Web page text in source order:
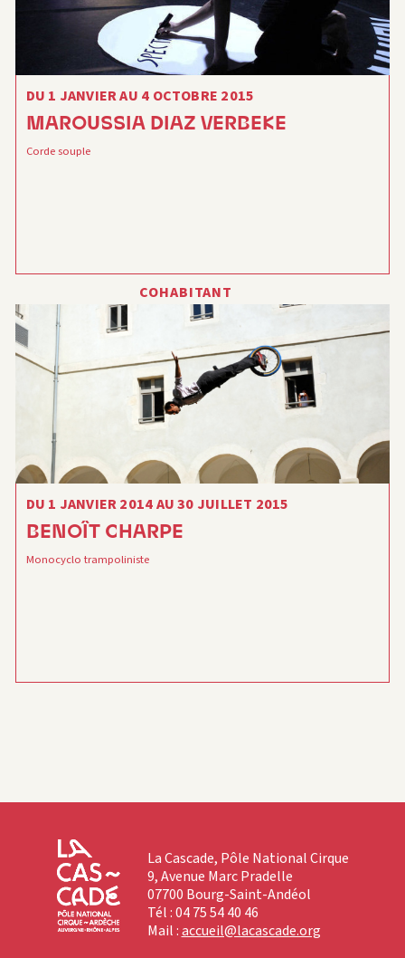
DU 1 JANVIER AU 4 OCTOBRE 2015
MAROUSSIA DIAZ VERBEKE
Corde souple
COHABITANT
DU 1 JANVIER 2014 AU 30 JUILLET 2015
BENOÎT CHARPE
Monocyclo trampoliniste
La Cascade, Pôle National Cirque
9, Avenue Marc Pradelle
07700 Bourg-Saint-Andéol
Tél : 04 75 54 40 46
Mail :accueil@lacascade.org